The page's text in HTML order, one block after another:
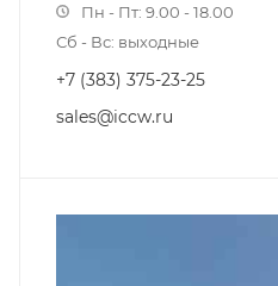
Пн - Пт: 9.00 - 18.00
Сб - Вс: выходные
+7 (383) 375-23-25
sales@iccw.ru